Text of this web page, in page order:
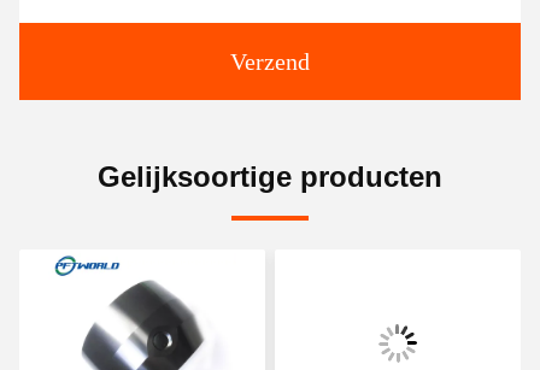
Verzend
Gelijksoortige producten